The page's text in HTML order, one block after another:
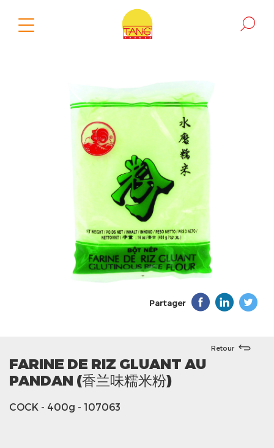
Partager
Retour
FARINE DE RIZ GLUANT AU
PANDAN (香兰味糯米粉)
COCK - 400g - 107063